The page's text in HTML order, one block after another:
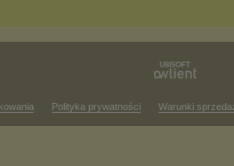
Polityka prywatności Warunki